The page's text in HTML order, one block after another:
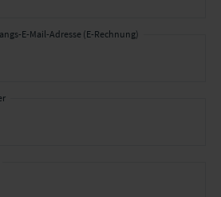
E-Mail-Adresse (E-Rechnung)